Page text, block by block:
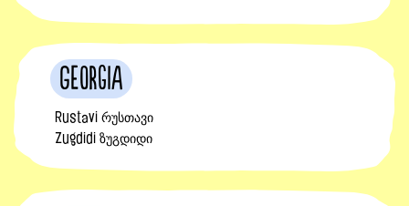
Georgia
Rustavi რუსთავი
Zugdidi ზუგდიდი